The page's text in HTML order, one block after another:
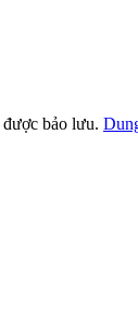
bảo lưu.